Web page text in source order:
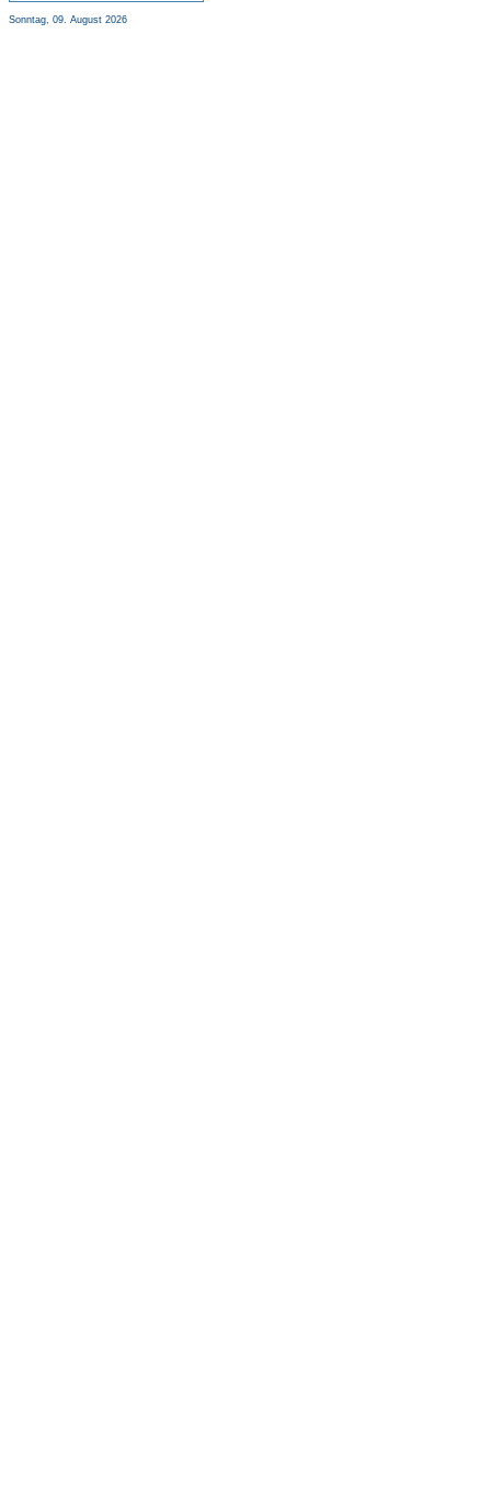
Sonntag, 09. August 2026